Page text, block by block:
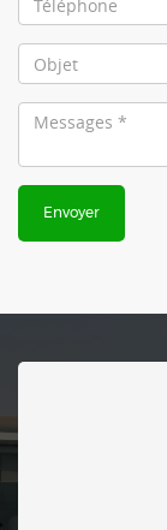
Envoyer